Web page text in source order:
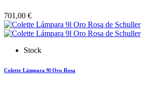
701,00 €
Stock
Colette Lámpara 9l Oro Rosa